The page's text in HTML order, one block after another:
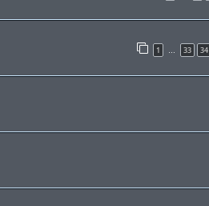
1 … 33 34